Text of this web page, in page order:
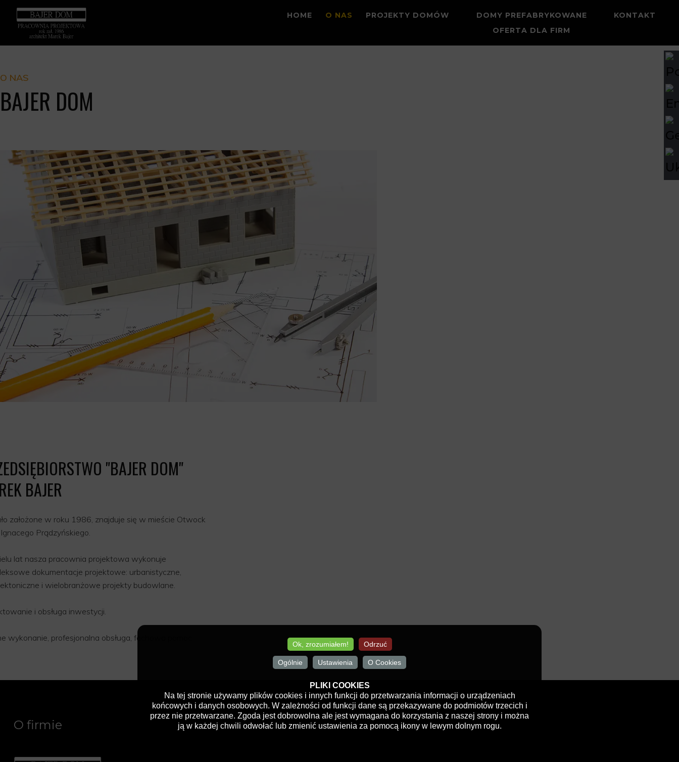
HOME O NAS PROJEKTY DOMÓW
DOMY PREFABRYKOWANE
OFERTA DLA FIRM
KONTAKT
O NAS
BAJER DOM
"BAJER DOM"
BAJER
założone w roku 1986, znajduje się w mieście Otwock
Prądzyńskiego.
lat nasza pracownia projektowa wykonuje
dokumentacje projektowe: urbanistyczne,
i wielobranżowe projekty budowlane.
i obsługa inwestycji.
wykonanie, profesjonalna obsługa, fachowa pomoc.
O firmie
PLIKI COOKIES
Na tej stronie używamy plików cookies i innych funkcji do przetwarzania informacji o urządzeniach
końcowych i danych osobowych. W zależności od funkcji dane są przekazywane do podmiotów trzecich i
przez nie przetwarzane. Zgoda jest dobrowolna ale jest wymagana do korzystania z naszej strony i można
ją w każdej chwili odwołać lub zmienić ustawienia za pomocą ikony w lewym dolnym rogu.
Ok, zrozumiałem! Odrzuć
Ogólnie Ustawienia O Cookies